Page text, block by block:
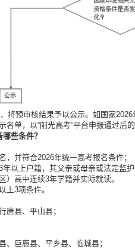
将预审核结果予以公示。如国家
名单，以“阳光高考”平台申报通过后
些条件？
并符合2026年统一高考报名条件；
以上户籍，其父亲或母亲或法定监
高中连续3年学籍并实际就读。
上3项条件。
唐县、平山县；
、巨鹿县、平乡县、临城县；